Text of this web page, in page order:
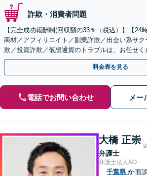
詐欺・消費者問題
【完全成功報酬制(回収額の33％（税込）】【24
商材／アフィリエイト／副業詐欺／出会い系サ
欺／投資詐欺／仮想通貨のトラブルは、お任せ
のみで解決も可能！
料金表を見る
電話でお問い合わせ メー
大橋 正崇
弁護士
弁護士法人AO
千葉県 か面